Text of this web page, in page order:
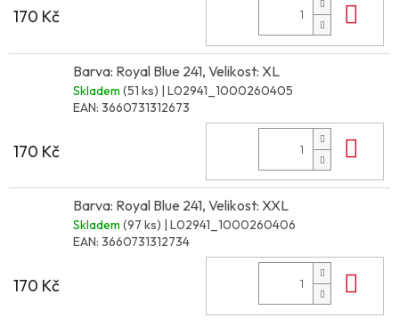
170 Kč
Barva: Royal Blue 241, Velikost: XL
Skladem (51 ks) | L02941_1000260405
EAN: 3660731312673
170 Kč
Barva: Royal Blue 241, Velikost: XXL
Skladem (97 ks) | L02941_1000260406
EAN: 3660731312734
170 Kč